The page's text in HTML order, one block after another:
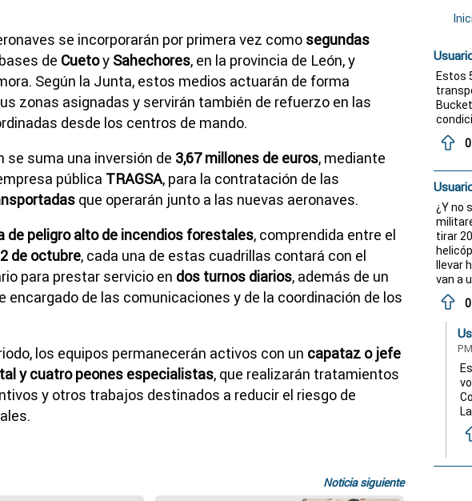
se incorporarán por primera vez como segundas
de Cuetoy Sahechores, en la provincia de León, y
Según la Junta, estos medios actuarán de forma
zonas asignadas y servirán también de refuerzo en las
desde los centros de mando.
se suma una inversión de 3,67 millones de euros, mediante
pública TRAGSA, para la contratación de las
que operarán junto a las nuevas aeronaves.
de peligro alto de incendios forestales, comprendida entre el
de octubre, cada una de estas cuadrillas contará con el
para prestar servicio en dos turnos diarios, además de un
encargado de las comunicaciones y de la coordinación de los
los equipos permanecerán activos con un capataz o jefe
y cuatro peones especialistas, que realizarán tratamientos
y otros trabajos destinados a reducir el riesgo de
Noticia siguiente
Estos
0
¿Y no
tirar
llevar
van a
0
PM